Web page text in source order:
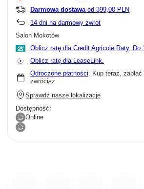
Darmowa dostawa od 399,00 PLN
14 dni na darmowy zwrot
Salon Mokotów
Oblicz ratę dla Credit Agricole Raty.
Oblicz ratę dla LeaseLink.
Odroczone płatności. Kup teraz,
zwrócisz
Sprawdź nasze lokalizacje
Dostępność:
Online